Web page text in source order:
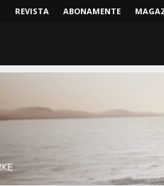
REVISTA ABONAMENTE